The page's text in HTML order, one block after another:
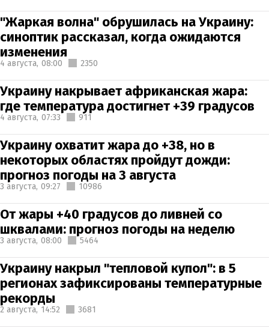
"Жаркая волна" обрушилась на Украину:
синоптик рассказал, когда ожидаются
изменения
4 августа, 08:00 2350
Украину накрывает африканская жара:
где температура достигнет +39 градусов
4 августа, 07:33 911
Украину охватит жара до +38, но в
некоторых областях пройдут дожди:
прогноз погоды на 3 августа
3 августа, 09:27 10986
От жары +40 градусов до ливней со
шквалами: прогноз погоды на неделю
3 августа, 08:00 5464
Украину накрыл "тепловой купол": в 5
регионах зафиксированы температурные
рекорды
2 августа, 14:52 3681